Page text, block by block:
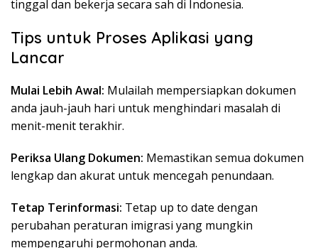
tinggal dan bekerja secara sah di Indonesia.
Tips untuk Proses Aplikasi yang
Lancar
Mulai Lebih Awal: Mulailah mempersiapkan dokumen
anda jauh-jauh hari untuk menghindari masalah di
menit-menit terakhir.
Periksa Ulang Dokumen: Memastikan semua dokumen
lengkap dan akurat untuk mencegah penundaan.
Tetap Terinformasi: Tetap up to date dengan
perubahan peraturan imigrasi yang mungkin
mempengaruhi permohonan anda.